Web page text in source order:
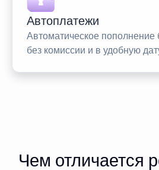
Автоплатежи
Автоматическое пополнение
без комиссии и в удобную
Чем отличается